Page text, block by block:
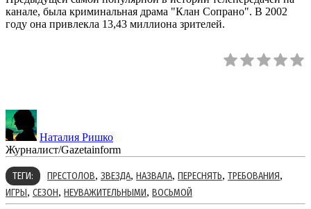
канале, была криминальная драма "Клан Сопрано". В 2002
году она привлекла 13,43 миллиона зрителей.
Наталия Ришко
Журналист/Gazetainform
ТЕГИ: ПРЕСТОЛОВ, ЗВЕЗДА, НАЗВАЛА, ПЕРЕСНЯТЬ, ТРЕБОВАНИЯ,
ИГРЫ, СЕЗОН, НЕУВАЖИТЕЛЬНЫМИ, ВОСЬМОЙ